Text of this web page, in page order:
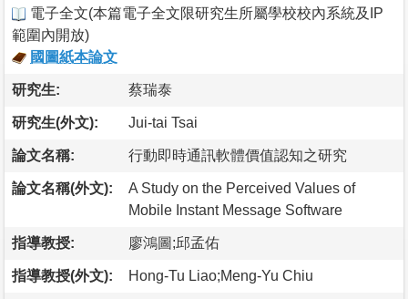
電子全文(本篇電子全文限研究生所屬學校校內系統及IP
範圍內開放)
國圖紙本論文
研究生: 蔡瑞泰
研究生(外文): Jui-tai Tsai
論文名稱: 行動即時通訊軟體價值認知之研究
論文名稱(外文):
A Study on the Perceived Values of
Mobile Instant Message Software
指導教授: 廖鴻圖;邱孟佑
指導教授(外文): Hong-Tu Liao;Meng-Yu Chiu